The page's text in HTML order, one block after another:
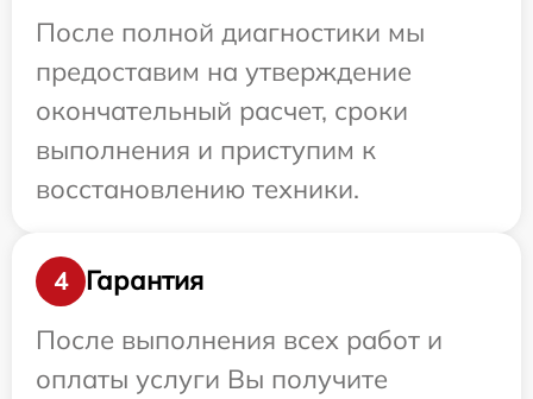
После полной диагностики мы
предоставим на утверждение
окончательный расчет, сроки
выполнения и приступим к
восстановлению техники.
4
Гарантия
После выполнения всех работ и
оплаты услуги Вы получите